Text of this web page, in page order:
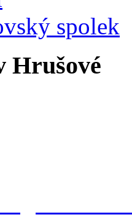
spolek
Hrušové